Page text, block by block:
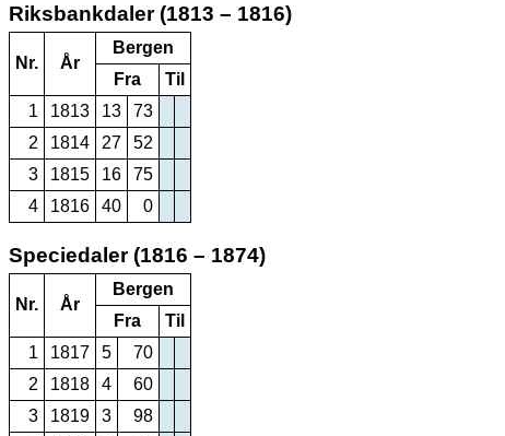
Riksbankdaler (1813 – 1816)
Nr. År
Bergen
Fra
Til
1
1813 13
73
2
1814 27
52
3
1815 16
75
4
1816 40 0
Speciedaler (1816 – 1874)
Nr. År
Bergen
Fra
Til
1
1817 5
70
2
1818 4
60
3
1819 3
98